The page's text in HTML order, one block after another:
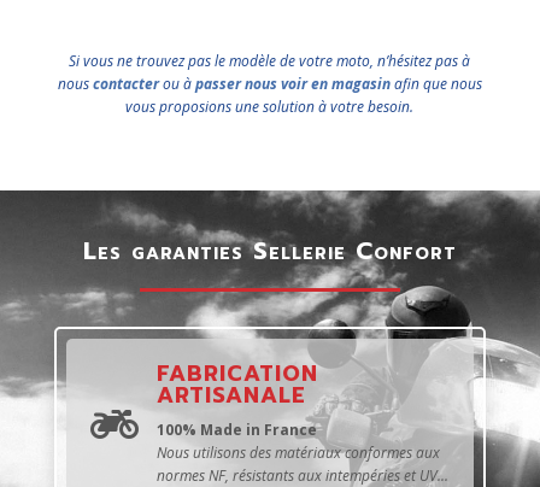
Si vous ne trouvez pas le modèle de votre moto, n’hésitez pas à
nouscontacterou àpasser nous voir en magasinafin que nous
vous proposions une solution à votre besoin.
Les garanties Sellerie Confort

FABRICATION
ARTISANALE
100% Made in France
Nous utilisons des matériaux conformes aux
normes NF, résistants aux intempéries et UV...